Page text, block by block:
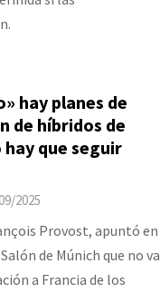
hay planes de
de híbridos de
hay que seguir
2025
Provost, apuntó en
de Múnich que no va
a Francia de los